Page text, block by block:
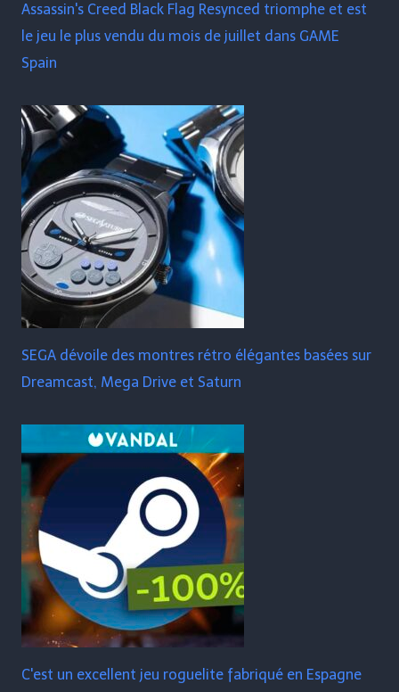
Assassin's Creed Black Flag Resynced triomphe et est
le jeu le plus vendu du mois de juillet dans GAME
Spain
SEGA dévoile des montres rétro élégantes basées sur
Dreamcast, Mega Drive et Saturn
C'est un excellent jeu roguelite fabriqué en Espagne